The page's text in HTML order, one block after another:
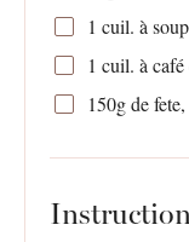
1 cuil. à
1 cuil. à café
150gde fete,